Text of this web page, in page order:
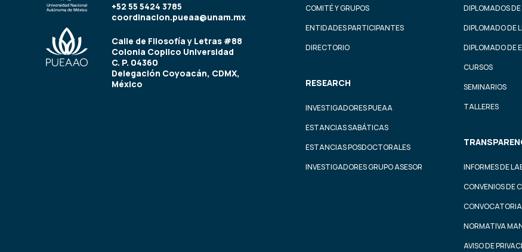
+52 55 5424 3785
coordinacion.pueaa@unam.mx
Calle de Filosofía y Letras #88
Colonia Copilco Universidad
C. P. 04360
Delegación Coyoacán, CDMX,
México
COMITÉ Y GRUPOS
ENTIDADES PARTICIPANTES
DIRECTORIO
RESEARCH
INVESTIGADORES PUEAA
ESTANCIAS SABÁTICAS
ESTANCIAS POSDOCTORALES
INVESTIGADORES GRUPO ASESOR
DIPLOMADOS
DIPLOMADO DE
DIPLOMADO DE
CURSOS
SEMINARIOS
TALLERES
INFORMES DE
CONVENIOS DE
NORMATIVA
AVISO DE